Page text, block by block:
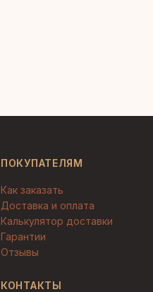
ПОКУПАТЕЛЯМ
Как заказать
Доставка и оплата
Калькулятор доставки
Гарантии
Отзывы
КОНТАКТЫ